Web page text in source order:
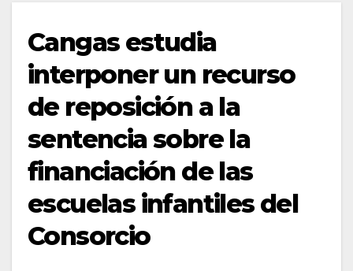
Cangas estudia
interponer un recurso
de reposición a la
sentencia sobre la
financiación de las
escuelas infantiles del
Consorcio